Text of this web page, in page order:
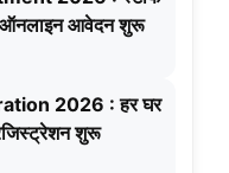
ऑनलाइन आवेदन शुरू
2026 : हर घर
शुरू